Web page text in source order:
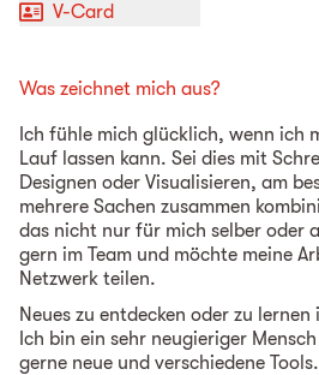
V-Card
Was zeichnet mich aus?
Ich fühle mich glücklich, wenn ich
Lauf lassen kann. Sei dies mit
Designen oder Visualisieren, am
mehrere Sachen zusammen
das nicht nur für mich selber oder
gern im Team und möchte meine
Netzwerk teilen.
Neues zu entdecken oder zu
Ich bin ein sehr neugieriger
gerne neue und verschiedene Tools.